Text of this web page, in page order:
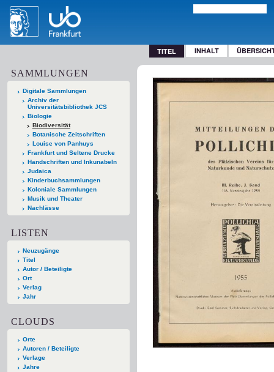
TITEL INHALT
SAMMLUNGEN
Digitale Sammlungen
Archiv der
Universitätsbibliothek JCS
Biologie
Biodiversität
Botanische Zeitschriften
Louise von Panhuys
Frankfurt und Seltene Drucke
Handschriften und Inkunabeln
Judaica
Kinderbuchsammlungen
Koloniale Sammlungen
Musik und Theater
Nachlässe
LISTEN
Neuzugänge
Titel
Autor / Beteiligte
Ort
Verlag
Jahr
CLOUDS
Orte
Autoren / Beteiligte
Verlage
Jahre